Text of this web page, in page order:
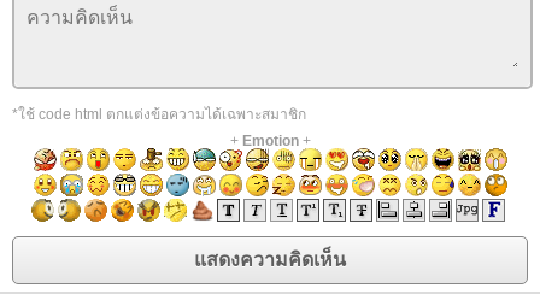
*ใช้ code html ตกแต่งข้อความได้เฉพาะสมาชิก
+ Emotion+